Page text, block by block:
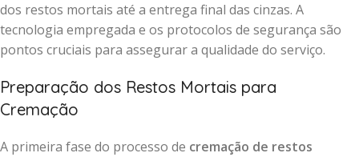
dos restos mortais até a entrega final das cinzas. A
tecnologia empregada e os protocolos de segurança são
pontos cruciais para assegurar a qualidade do serviço.
Preparação dos Restos Mortais para
Cremação
A primeira fase do processo de cremação de restos